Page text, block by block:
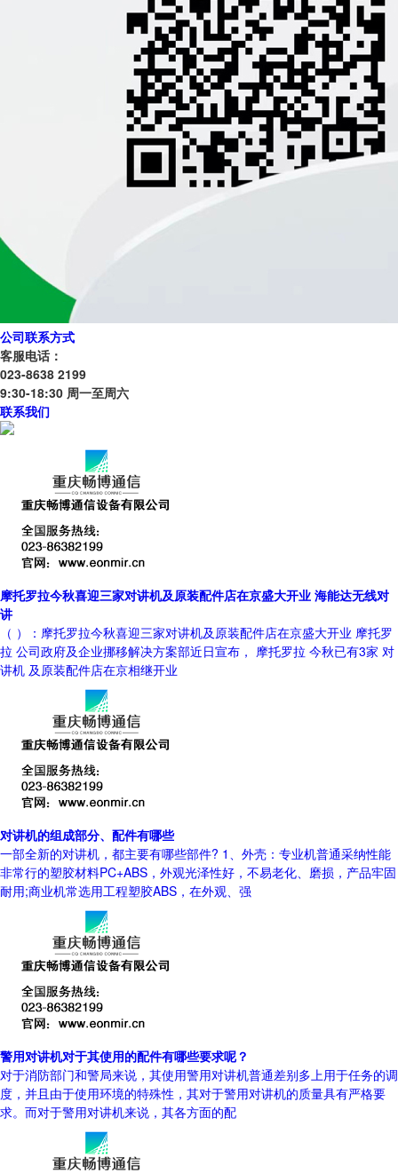
公司联系方式
客服电话：
023-8638 2199
9:30-18:30 周一至周六
联系我们
摩托罗拉今秋喜迎三家对讲机及原装配件店在京盛大开业 海能达无线对
讲
（ ）：摩托罗拉今秋喜迎三家对讲机及原装配件店在京盛大开业 摩托罗
拉 公司政府及企业挪移解决方案部近日宣布， 摩托罗拉 今秋已有3家 对
讲机 及原装配件店在京相继开业
对讲机的组成部分、配件有哪些
一部全新的对讲机，都主要有哪些部件? 1、外壳：专业机普通采纳性能
非常行的塑胶材料PC+ABS，外观光泽性好，不易老化、磨损，产品牢固
耐用;商业机常选用工程塑胶ABS，在外观、强
警用对讲机对于其使用的配件有哪些要求呢？
对于消防部门和警局来说，其使用警用对讲机普通差别多上用于任务的调
度，并且由于使用环境的特殊性，其对于警用对讲机的质量具有严格要
求。而对于警用对讲机来说，其各方面的配